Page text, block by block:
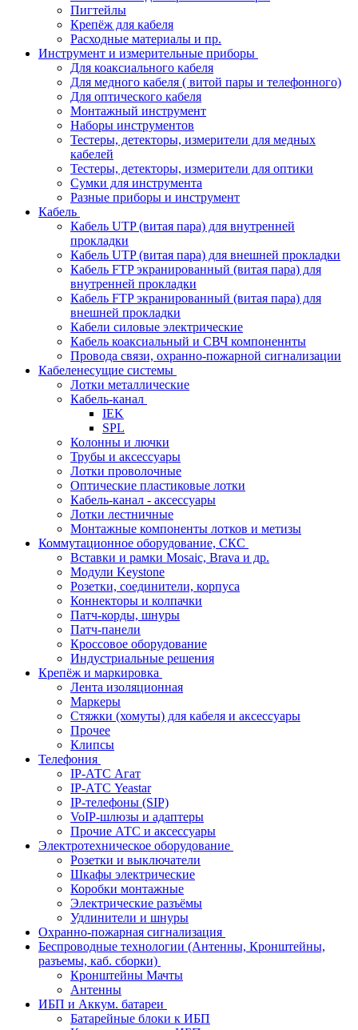
Пигтейлы
Крепёж для кабеля
Расходные материалы и пр.
Инструмент и измерительные приборы
Для коаксиального кабеля
Для медного кабеля ( витой пары и телефонного)
Для оптического кабеля
Монтажный инструмент
Наборы инструментов
Тестеры, детекторы, измерители для медных
кабелей
Тестеры, детекторы, измерители для оптики
Сумки для инструмента
Разные приборы и инструмент
Кабель
Кабель UTP (витая пара) для внутренней
прокладки
Кабель UTP (витая пара) для внешней прокладки
Кабель FTP экранированный (витая пара) для
внутренней прокладки
Кабель FTP экранированный (витая пара) для
внешней прокладки
Кабели силовые электрические
Кабель коаксиальный и СВЧ компоненнты
Провода связи, охранно-пожарной сигнализации
Кабеленесущие системы
Лотки металлические
Кабель-канал
IEK
SPL
Колонны и лючки
Трубы и аксессуары
Лотки проволочные
Оптические пластиковые лотки
Кабель-канал - аксессуары
Лотки лестничные
Монтажные компоненты лотков и метизы
Коммутационное оборудование, СКС
Вставки и рамки Mosaic, Brava и др.
Модули Keystone
Розетки, соединители, корпуса
Коннекторы и колпачки
Патч-корды, шнуры
Патч-панели
Кроссовое оборудование
Индустриальные решения
Крепёж и маркировка
Лента изоляционная
Маркеры
Стяжки (хомуты) для кабеля и аксессуары
Прочее
Клипсы
Телефония
IP-АТС Агат
IP-АТС Yeastar
IP-телефоны (SIP)
VoIP-шлюзы и адаптеры
Прочие АТС и аксессуары
Электротехническое оборудование
Розетки и выключатели
Шкафы электрические
Коробки монтажные
Электрические разъёмы
Удлинители и шнуры
Охранно-пожарная сигнализация
Беспроводные технологии (Антенны, Кронштейны,
разъемы, каб. сборки)
Кронштейны Мачты
Антенны
ИБП и Аккум. батареи
Батарейные блоки к ИБП